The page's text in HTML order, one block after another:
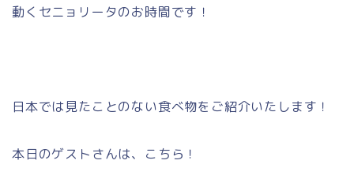
動くセニョリータのお時間です！
日本では見たことのない食べ物をご紹介いたします！
本日のゲストさんは、こちら！